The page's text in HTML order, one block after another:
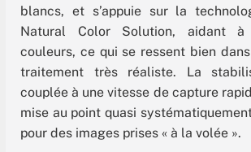
blancs, et s’appuie sur la
Natural Color Solution, aidant
couleurs, ce qui se ressent bien
traitement très réaliste. La
couplée à une vitesse de capture
mise au point quasi
pour des images prises « à la volée ».